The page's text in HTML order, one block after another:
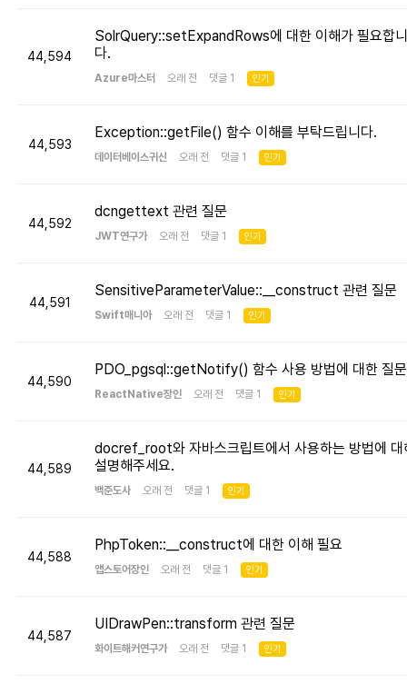
44,594
SolrQuery::setExpandRows에 대한 이해가 필요합니
다.
Azure마스터 오래 전 댓글 1 인기
44,593
Exception::getFile() 함수 이해를 부탁드립니다.
데이터베이스귀신 오래 전 댓글 1 인기
44,592
dcngettext 관련 질문
JWT연구가 오래 전 댓글 1 인기
44,591
SensitiveParameterValue::__construct 관련 질문
Swift매니아 오래 전 댓글 1 인기
44,590
PDO_pgsql::getNotify() 함수 사용 방법에 대한 질문
ReactNative장인 오래 전 댓글 1 인기
44,589
docref_root와 자바스크립트에서 사용하는 방법에 대
설명해주세요.
백준도사 오래 전 댓글 1 인기
44,588
PhpToken::__construct에 대한 이해 필요
앱스토어장인 오래 전 댓글 1 인기
44,587
UIDrawPen::transform 관련 질문
화이트해커연구가 오래 전 댓글 1 인기